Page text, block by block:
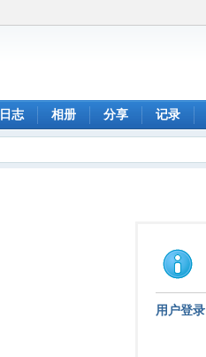
日志 相册 分享 记录
用户登录